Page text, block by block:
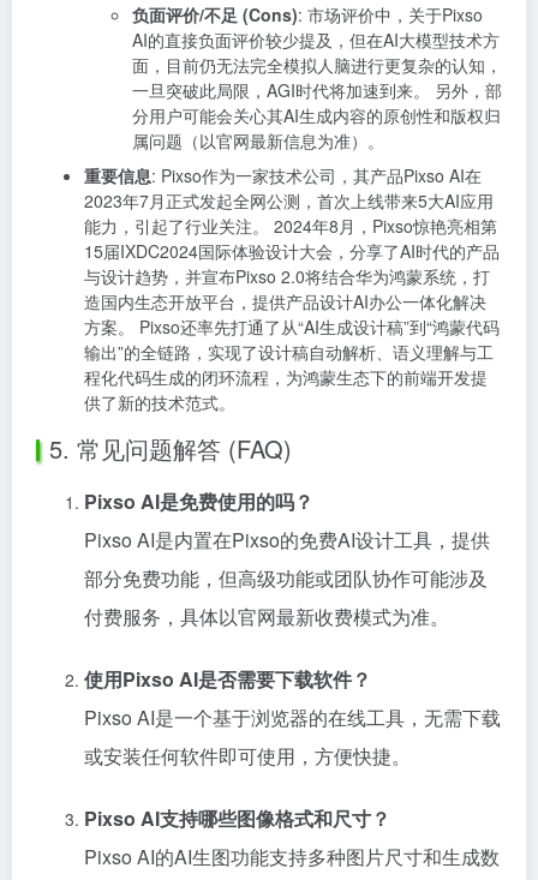
负面评价/不足 (Cons): 市场评价中，关于Pixso
AI的直接负面评价较少提及，但在AI大模型技术方
面，目前仍无法完全模拟人脑进行更复杂的认知，
一旦突破此局限，AGI时代将加速到来。 另外，部
分用户可能会关心其AI生成内容的原创性和版权归
属问题（以官网最新信息为准）。
重要信息: Pixso作为一家技术公司，其产品Pixso AI在
2023年7月正式发起全网公测，首次上线带来5大AI应用
能力，引起了行业关注。 2024年8月，Pixso惊艳亮相第
15届IXDC2024国际体验设计大会，分享了AI时代的产品
与设计趋势，并宣布Pixso 2.0将结合华为鸿蒙系统，打
造国内生态开放平台，提供产品设计AI办公一体化解决
方案。 Pixso还率先打通了从“AI生成设计稿”到“鸿蒙代码
输出”的全链路，实现了设计稿自动解析、语义理解与工
程化代码生成的闭环流程，为鸿蒙生态下的前端开发提
供了新的技术范式。
5. 常见问题解答 (FAQ)
Pixso AI是免费使用的吗？
Pixso AI是内置在Pixso的免费AI设计工具，提供
部分免费功能，但高级功能或团队协作可能涉及
付费服务，具体以官网最新收费模式为准。
使用Pixso AI是否需要下载软件？
Pixso AI是一个基于浏览器的在线工具，无需下载
或安装任何软件即可使用，方便快捷。
Pixso AI支持哪些图像格式和尺寸？
Pixso AI的AI生图功能支持多种图片尺寸和生成数